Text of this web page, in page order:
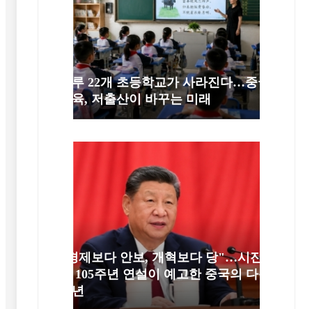
하루 22개 초등학교가 사라진다…중국
교육, 저출산이 바꾸는 미래
"경제보다 안보, 개혁보다 당"…시진
핑 105주년 연설이 예고한 중국의 다음
10년